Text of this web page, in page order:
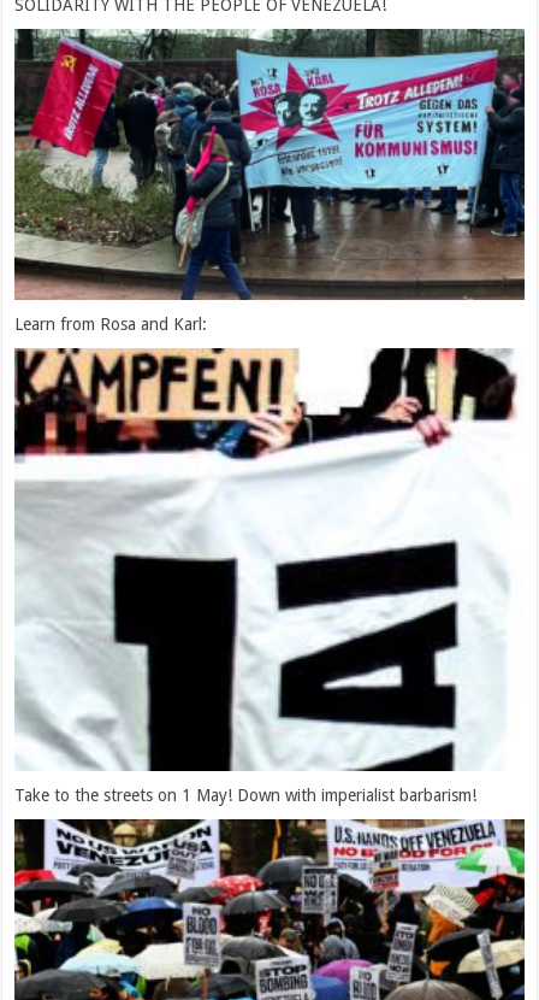
SOLIDARITY WITH THE PEOPLE OF VENEZUELA!
Learn from Rosa and Karl:
Take to the streets on 1 May! Down with imperialist barbarism!